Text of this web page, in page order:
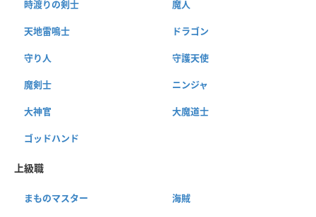
時渡りの剣士 魔人
天地雷鳴士 ドラゴン
守り人 守護天使
魔剣士 ニンジャ
大神官 大魔道士
ゴッドハンド
上級職
まものマスター 海賊